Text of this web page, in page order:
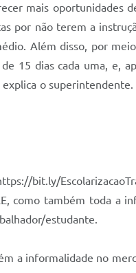
mais oportunidades
por não terem a
Além disso, por
15 dias cada uma, e,
o
bit.ly/
como também toda a
estudante.
a informalidade no